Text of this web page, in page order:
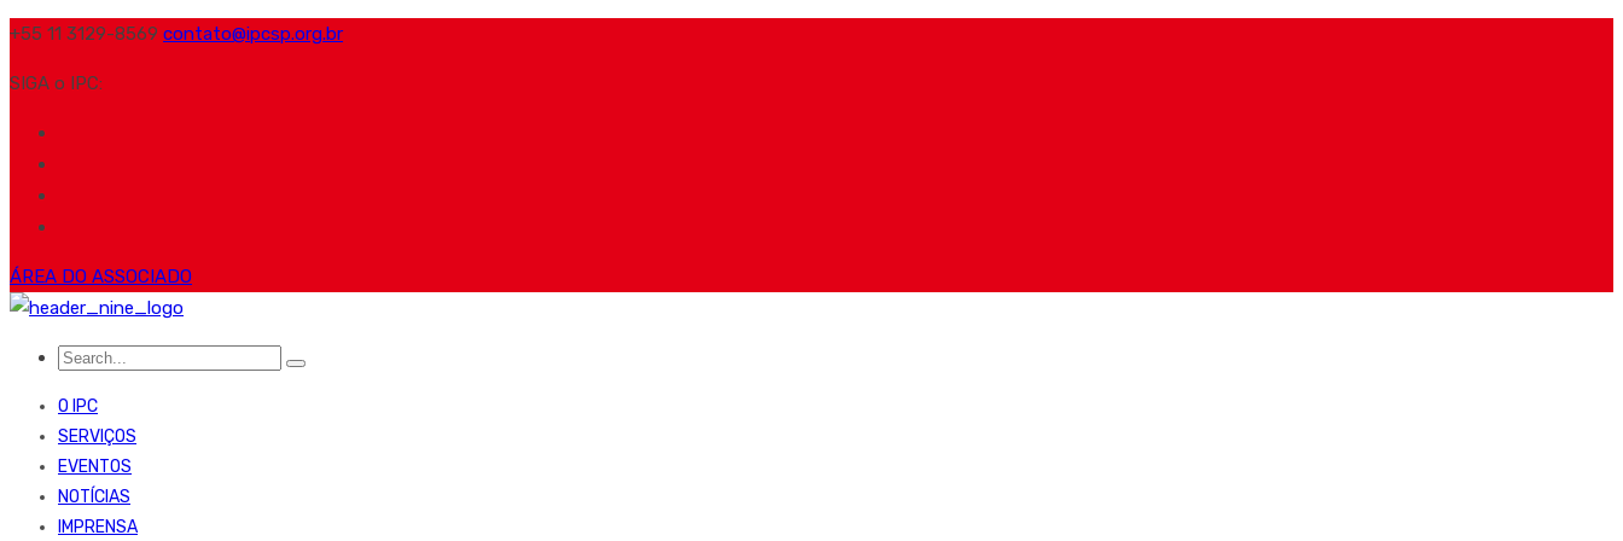
+55 11 3129-8569 contato@ipcsp.org.br
SIGA o IPC:
ÁREA DO ASSOCIADO
O IPC
SERVIÇOS
EVENTOS
NOTÍCIAS
IMPRENSA